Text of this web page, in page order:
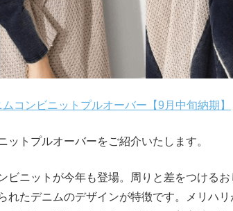
コンビニットプルオーバー【9月中旬納期】
ットプルオーバーをご紹介いたします。
ビニットが今年も登場。周りと差をつける
れたデニムのデザインが特徴です。メリハ